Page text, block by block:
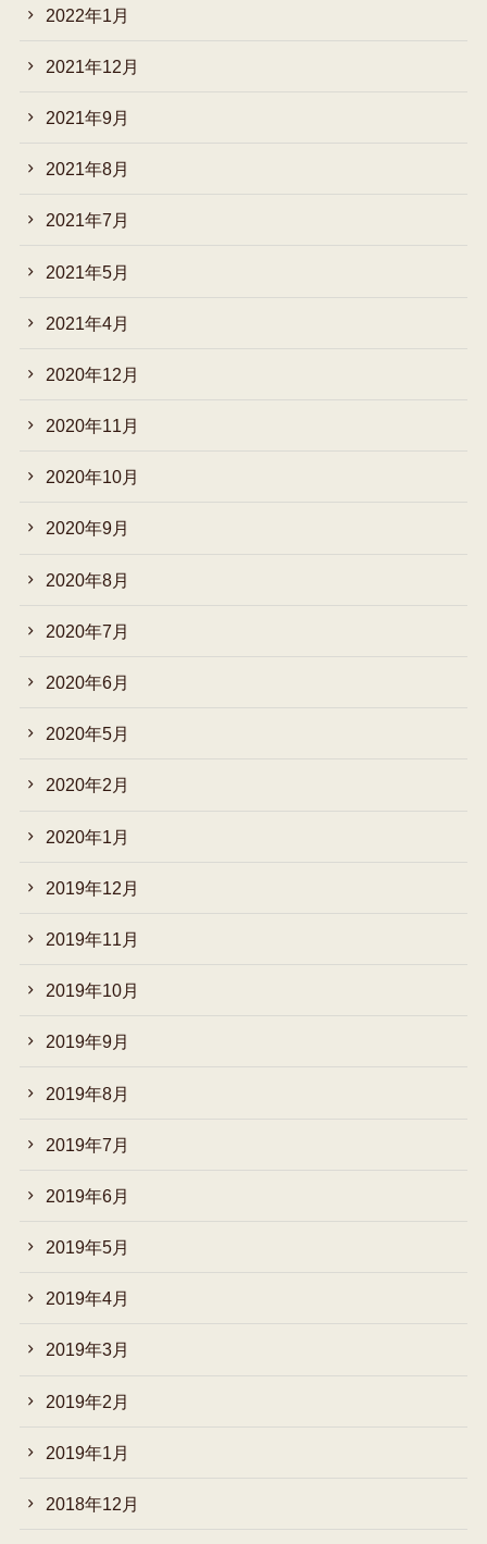
2022年1月
2021年12月
2021年9月
2021年8月
2021年7月
2021年5月
2021年4月
2020年12月
2020年11月
2020年10月
2020年9月
2020年8月
2020年7月
2020年6月
2020年5月
2020年2月
2020年1月
2019年12月
2019年11月
2019年10月
2019年9月
2019年8月
2019年7月
2019年6月
2019年5月
2019年4月
2019年3月
2019年2月
2019年1月
2018年12月